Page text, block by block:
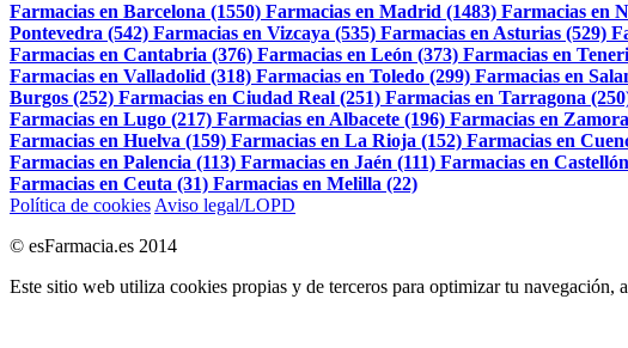
Farmacias en Barcelona (1550) Farmacias en Madrid (1483) Farmacias en
Pontevedra (542) Farmacias en Vizcaya (535) Farmacias en Asturias (529)
Farmacias en Cantabria (376) Farmacias en León (373) Farmacias en
Farmacias en Valladolid (318) Farmacias en Toledo (299) Farmacias en
Burgos (252) Farmacias en Ciudad Real (251) Farmacias en Tarragona
Farmacias en Lugo (217) Farmacias en Albacete (196) Farmacias en
Farmacias en Huelva (159) Farmacias en La Rioja (152) Farmacias en
Farmacias en Palencia (113) Farmacias en Jaén (111) Farmacias en
Farmacias en Ceuta (31) Farmacias en Melilla (22)
Política de cookies Aviso legal/LOPD
© esFarmacia.es 2014
Este sitio web utiliza cookies propias y de terceros para optimizar tu navegación,